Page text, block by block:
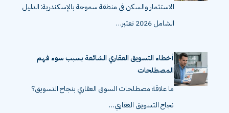
الاستثمار والسكن في منطقة سموحة بالإسكندرية: الدليل
الشامل 2026 تعتبر…
أخطاء التسويق العقاري الشائعة بسبب سوء فهم
المصطلحات
ما علاقة مصطلحات السوق العقاري بنجاح التسويق؟
نجاح التسويق العقاري…